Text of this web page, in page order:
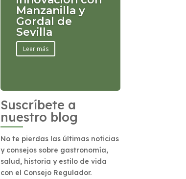
Manzanilla y
Gordal de
Sevilla
Leer más
Suscríbete a
nuestro blog
No te pierdas las últimas noticias
y consejos sobre gastronomía,
salud, historia y estilo de vida
con el Consejo Regulador.